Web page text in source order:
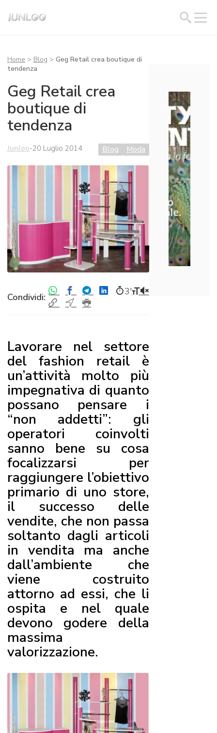
Home > Blog > Geg Retail crea boutique di
tendenza
Geg Retail crea
boutique di
tendenza
Junloo-20 Luglio 2014 Blog Moda
Condividi:
3′
Lavorare nel settore
del fashion retail è
un’attività molto più
impegnativa di quanto
possano pensare i
“non addetti”: gli
operatori coinvolti
sanno bene su cosa
focalizzarsi per
raggiungere l’obiettivo
primario di uno store,
il successo delle
vendite, che non passa
soltanto dagli articoli
in vendita ma anche
dall’ambiente che
viene costruito
attorno ad essi, che li
ospita e nel quale
devono godere della
massima
valorizzazione.